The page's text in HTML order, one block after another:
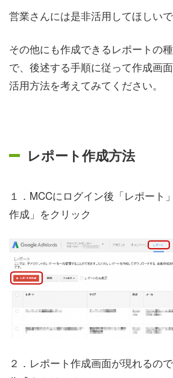
営業さんには是非活用してほしいで
その他にも作成できるレポートの
で、後述する手順に従って作成画
活用方法を考えてみてください。
レポート作成方法
１．MCCにログイン後「レポー
作成」をクリック
２．レポート作成画面が現れるの